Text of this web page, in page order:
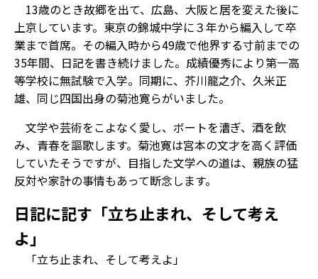
13歳のとき故郷を出て、広島、大阪と居を変えた後に
上京しています。東京の錦城中学に３年から編入して卒
業まで首席。その編入時から49歳で他界する寸前までの
35年間、日記を書き続けました。成績優秀により第一高
等学校に無試験で入学。同期に、芥川龍之介、久米正
雄、同じ四国出身の菊池寛らがいました。
文学や芸術をこよなく愛し、ボートを漕ぎ、酒を飲
み、青春を謳歌します。菊池寛は宮本の文才を高く評価
していたそうですが、目指した文学への道は、親族の猛
反対や家計の事情もあって断念します。
日記に記す「立ち止まれ、そして考え
よ」
「立ち止まれ、そして考えよ」